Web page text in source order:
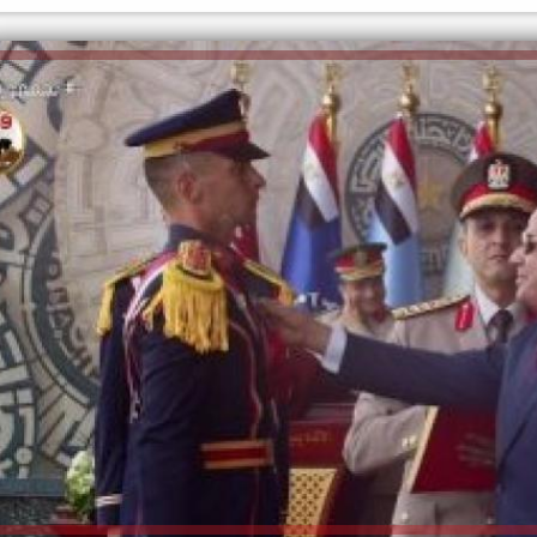
إلهام شرشر تكتب: دي مبقتش كورة..
دي سياسة
الكاتبة إلهام شرشر تهنئ الرئيس
السيسي بعيد ميلاده وتُشيد بجهوده
في بناء الدولة